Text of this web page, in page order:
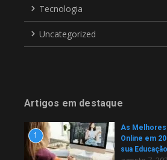
Tecnologia
Uncategorized
Artigos em destaque
1
As Melhores
Online em
sua